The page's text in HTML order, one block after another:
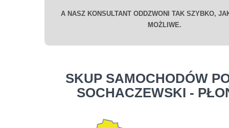
A NASZ KONSULTANT ODDZWONI TAK SZYBKO,
MOŻLIWE.
SKUP SAMOCHODÓW
SOCHACZEWSKI -